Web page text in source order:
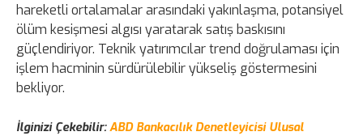
hareketli ortalamalar arasındaki yakınlaşma, potansiyel
ölüm kesişmesi algısı yaratarak satış baskısını
güçlendiriyor. Teknik yatırımcılar trend doğrulaması için
işlem hacminin sürdürülebilir yükseliş göstermesini
bekliyor.
İlginizi Çekebilir:ABD Bankacılık Denetleyicisi Ulusal